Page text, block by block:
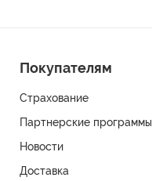
Покупателям
Страхование
Партнерские программы
Новости
Доставка